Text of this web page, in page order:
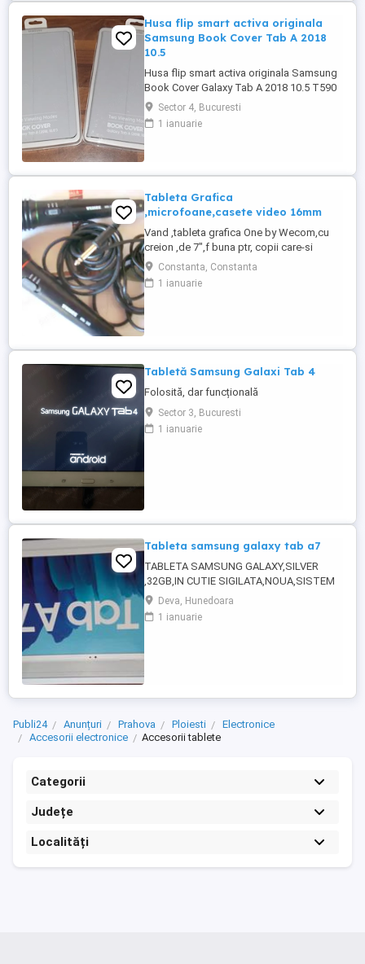
Husa flip smart activa originala
Samsung Book Cover Tab A 2018
10.5
Husa flip smart activa originala Samsung
Book Cover Galaxy Tab A 2018 10.5 T590
si T595. Husele sunt noi, silgilate in blister.
Avand in vedere ca sunt huse originale
Samsung au functia smart sleep wake, de
moduri standview. ...
Sector 4, Bucuresti
1 ianuarie
Tableta Grafica
,microfoane,casete video 16mm
Vand ,tableta grafica One by Wecom,cu
creion ,de 7",f buna ptr, copii care-si
doresc sa deseneze sau sa faca diverse
placeri in arta ,pe calculator sau
laptop.pret 100 lei .Microfoane in stare f
Constanta, Constanta
1 ianuarie
Tabletă Samsung Galaxi Tab 4
Folosită, dar funcțională
Sector 3, Bucuresti
1 ianuarie
Tableta samsung galaxy tab a7
TABLETA SAMSUNG GALAXY,SILVER
,32GB,IN CUTIE SIGILATA,NOUA,SISTEM
OPERATIV ANDROID
Deva, Hunedoara
1 ianuarie
Publi24 Anunțuri Prahova Ploiesti
Electronice
Accesorii electronice
Accesorii tablete
Categorii
Județe
Localități